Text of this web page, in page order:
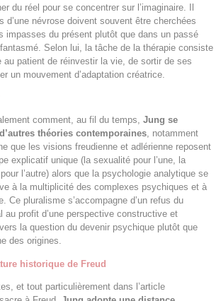
du réel pour se concentrer sur l’imaginaire. Il
d’une névrose doivent souvent être cherchées
impasses du présent plutôt que dans un passé
Selon lui, la tâche de la thérapie consiste
au patient de réinvestir la vie, de sortir de ses
un mouvement d’adaptation créatrice.
comment, au fil du temps, Jung se
théories contemporaines, notamment
que les visions freudienne et adlérienne reposent
explicatif unique (la sexualité pour l’une, la
l’autre) alors que la psychologie analytique se
à la multiplicité des complexes psychiques et à
Ce pluralisme s’accompagne d’un refus du
au profit d’une perspective constructive et
la question du devenir psychique plutôt que
des origines.
historique de Freud
et tout particulièrement dans l’article